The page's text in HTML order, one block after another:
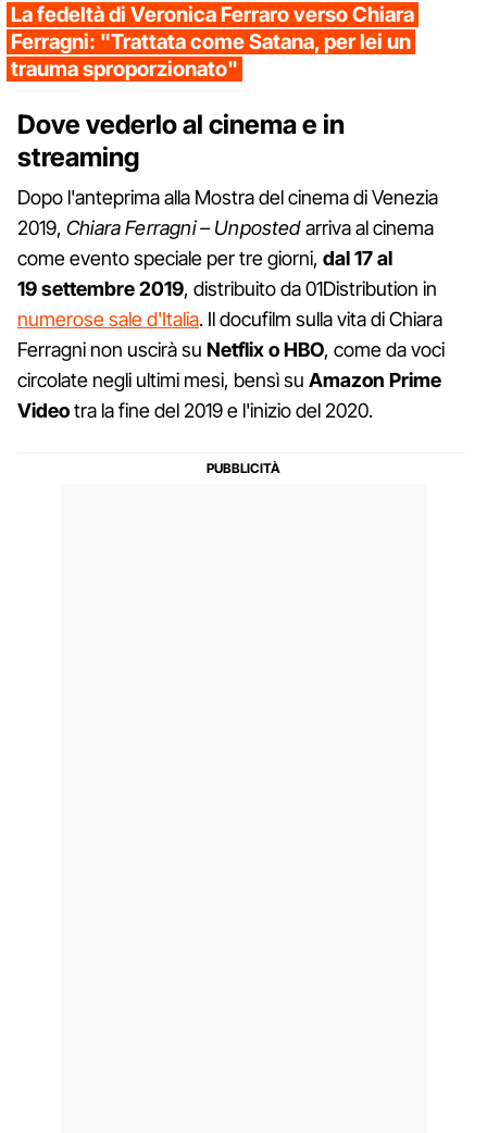
La fedeltà di Veronica Ferraro verso Chiara
Ferragni: "Trattata come Satana, per lei un
trauma sproporzionato"
Dove vederlo al cinema e in
streaming
Dopo l'anteprima alla Mostra del cinema di Venezia
2019, Chiara Ferragni – Unpostedarriva al cinema
come evento speciale per tre giorni, dal 17 al
19 settembre 2019, distribuito da 01Distribution in
numerose sale d'Italia. Il docufilm sulla vita di Chiara
Ferragni non uscirà su Netflix o HBO, come da voci
circolate negli ultimi mesi, bensì su Amazon Prime
Videotra la fine del 2019 e l'inizio del 2020.